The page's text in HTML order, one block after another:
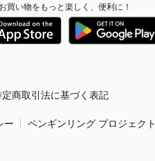
お買い物をもっと楽しく、便利に！
商取引法に基づく表記
ー ペンギンリング プロジェクト